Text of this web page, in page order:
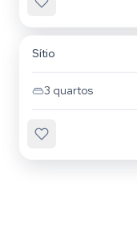
Sítio
3 quartos